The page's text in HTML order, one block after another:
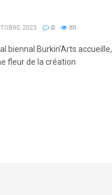
2023 0 88
biennal Burkin’Arts accueille,
fleur de la création